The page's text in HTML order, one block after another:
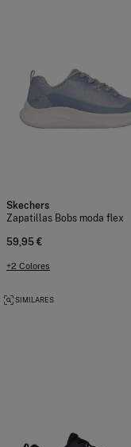
Skechers
Zapatillas Bobs moda flex
59,95 €
+2 Colores
SIMILARES